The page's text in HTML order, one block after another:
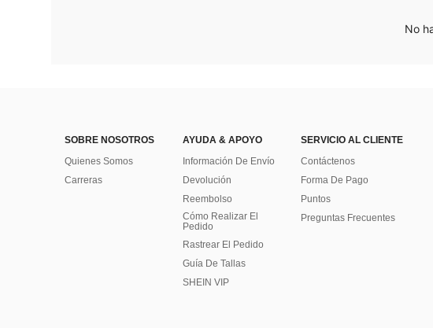
No
SOBRE NOSOTROS
Quienes Somos
Carreras
AYUDA & APOYO
Información De Envío
Devolución
Reembolso
Cómo Realizar El
Pedido
Rastrear El Pedido
Guía De Tallas
SHEIN VIP
SERVICIO AL CLIENTE
Contáctenos
Forma De Pago
Puntos
Preguntas Frecuentes